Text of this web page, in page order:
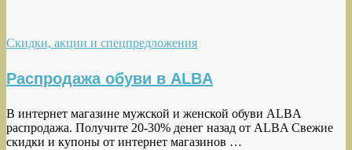
Скидки, акции и спецпредложения
Распродажа обуви в ALBA
В интернет магазине мужской и женской обуви ALBA
распродажа. Получите 20-30% денег назад от ALBA Свежие
скидки и купоны от интернет магазинов …